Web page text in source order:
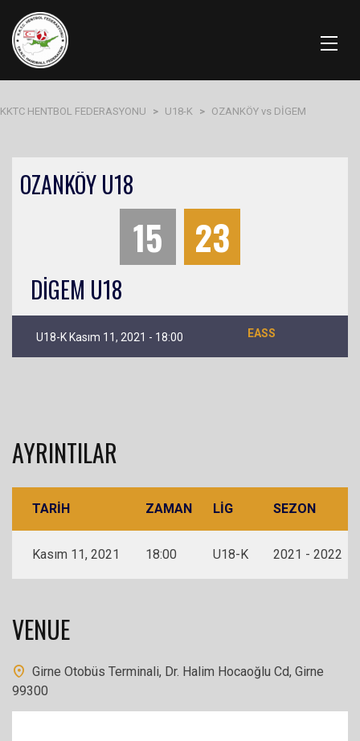
KKTC HENTBOL FEDERASYONU > U18-K > OZANKÖY vs DİGEM
OZANKÖY U18
15 23
DİGEM U18
U18-K Kasım 11, 2021 - 18:00 EASS
AYRINTILAR
TARIH ZAMAN LIG SEZON
Kasım 11, 2021 18:00 U18-K 2021 - 2022
VENUE
Girne Otobüs Terminali, Dr. Halim Hocaoğlu Cd, Girne
99300